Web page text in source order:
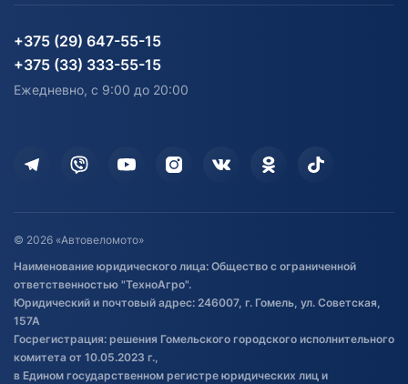
Карта сайта
Информация до получения
согласия на обработку
Доставка
Дополнительные услуги
Оставить отзыв
Договор публичной оферты
Обработка файлов cookie
Постановка транспорта на учет
Обновления в ЭПТС 2024
Водный транспорт
Электротранспорт
Здоровье
Агротехника
Электротранспорт
+375 (29) 647-55-15
+375 (33) 333-55-15
Ежедневно, с 9:00 до 20:00
© 2026 «Автовеломото»
Наименование юридического лица: Общество с ограниченной
ответственностью "ТехноАгро".
Юридический и почтовый адрес: 246007, г. Гомель, ул. Советская,
157А
Госрегистрация: решения Гомельского городского исполнительного
комитета от 10.05.2023 г.,
в Едином государственном регистре юридических лиц и